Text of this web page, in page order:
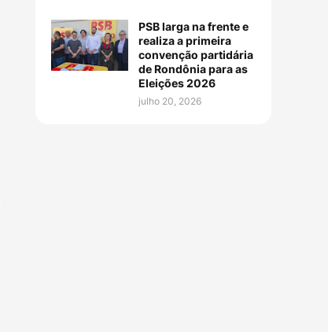
PSB larga na frente e
realiza a primeira
convenção partidária
de Rondônia para as
Eleições 2026
julho 20, 2026